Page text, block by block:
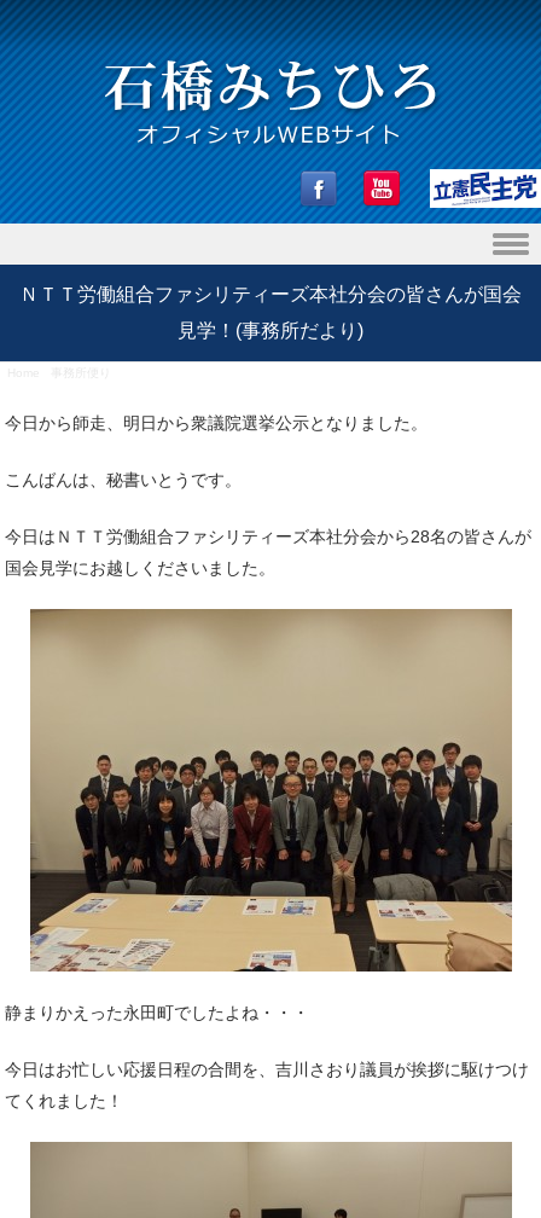
Skip to content
ＮＴＴ労働組合ファシリティーズ本社分会の皆さんが国会
見学！(事務所だより)
今日から師走、明日から衆議院選挙公示となりました。
こんばんは、秘書いとうです。
今日はＮＴＴ労働組合ファシリティーズ本社分会から28名の皆さんが
国会見学にお越しくださいました。
静まりかえった永田町でしたよね・・・
今日はお忙しい応援日程の合間を、吉川さおり議員が挨拶に駆けつけ
てくれました！